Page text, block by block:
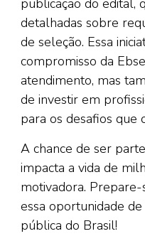
publicação do edital,
detalhadas sobre
de seleção. Essa
compromisso da
atendimento, mas
de investir em
para os desafios que
A chance de ser
impacta a vida de
motivadora.
essa oportunidade
pública do Brasil!